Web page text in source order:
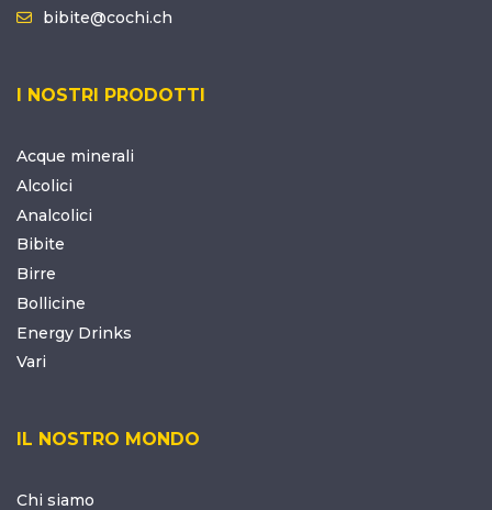
bibite@cochi.ch
I NOSTRI PRODOTTI
Acque minerali
Alcolici
Analcolici
Bibite
Birre
Bollicine
Energy Drinks
Vari
IL NOSTRO MONDO
Chi siamo